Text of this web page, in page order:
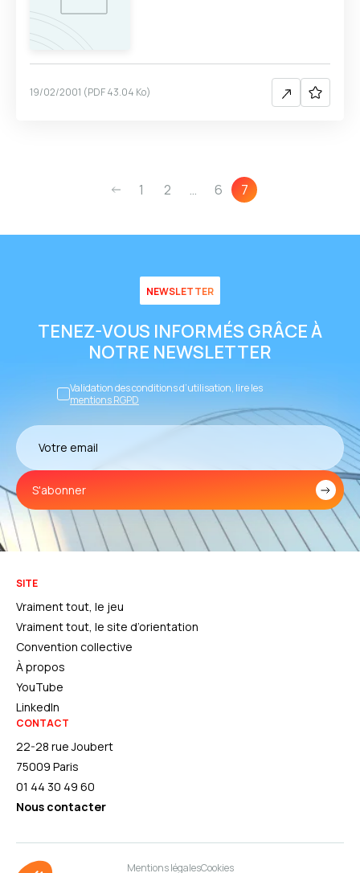
19/02/2001 (PDF43.04 Ko)
1 2 … 6 7
NEWSLETTER
TENEZ-VOUS INFORMÉS GRÂCE À
NOTRE NEWSLETTER
Validation des conditions d’utilisation, lire les
mentions RGPD
S'abonner
SITE
Vraiment tout, le jeu
Vraiment tout, le site d’orientation
Convention collective
À propos
YouTube
LinkedIn
CONTACT
22-28 rue Joubert
75009 Paris
01 44 30 49 60
Nous contacter
Mentions légalesCookies